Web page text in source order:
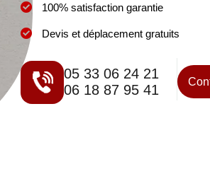
100% satisfaction garantie
Devis et déplacement gratuits
05 33 06 24 21
06 18 87 95 41